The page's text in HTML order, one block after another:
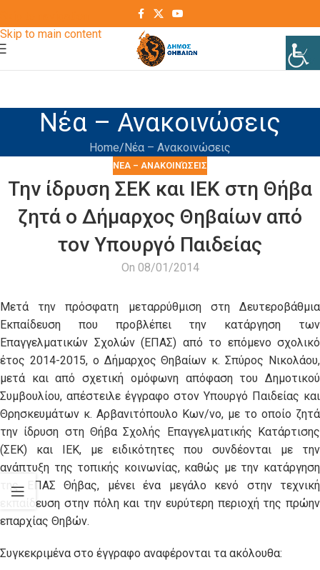
Skip to main content
Νέα – Ανακοινώσεις
Home Νέα – Ανακοινώσεις
ΝΈΑ – ΑΝΑΚΟΙΝΏΣΕΙΣ
Την ίδρυση ΣΕΚ και ΙΕΚ στη Θήβα
ζητά ο Δήμαρχος Θηβαίων από
τον Υπουργό Παιδείας
On 08/01/2014
Μετά την πρόσφατη μεταρρύθμιση στη Δευτεροβάθμια
Εκπαίδευση που προβλέπει την κατάργηση των
Επαγγελματικών Σχολών (ΕΠΑΣ) από το επόμενο σχολικό
έτος 2014-2015, ο Δήμαρχος Θηβαίων κ. Σπύρος Νικολάου,
μετά και από σχετική ομόφωνη απόφαση του Δημοτικού
Συμβουλίου, απέστειλε έγγραφο στον Υπουργό Παιδείας και
Θρησκευμάτων κ. Αρβανιτόπουλο Κων/νο, με το οποίο ζητά
την ίδρυση στη Θήβα Σχολής Επαγγελματικής Κατάρτισης
(ΣΕΚ) και ΙΕΚ, με ειδικότητες που συνδέονται με την
ανάπτυξη της τοπικής κοινωνίας, καθώς με την κατάργηση
της ΕΠΑΣ Θήβας, μένει ένα μεγάλο κενό στην τεχνική
εκπαίδευση στην πόλη και την ευρύτερη περιοχή της πρώην
επαρχίας Θηβών.
Συγκεκριμένα στο έγγραφο αναφέρονται τα ακόλουθα: